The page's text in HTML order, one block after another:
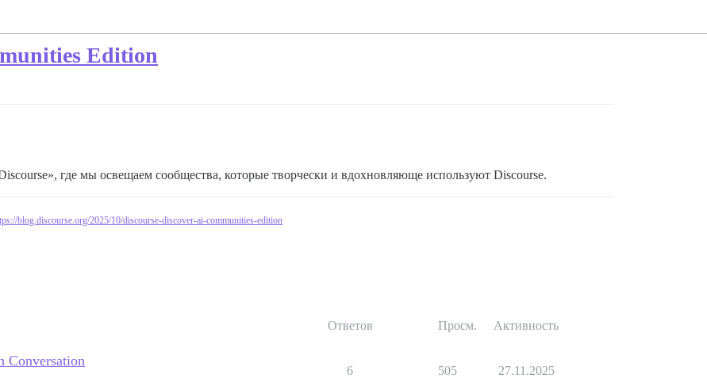
Edition
где мы освещаем сообщества, которые творчески и вдохновляюще используют Discourse.
blog.discourse.org/2025/10/discourse-discover-ai-communities-edition
Ответов Просм. Активность
Conversation
6 505 27.11.2025